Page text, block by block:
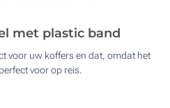
met plastic band
voor uw koffers en dat, omdat het
voor op reis.